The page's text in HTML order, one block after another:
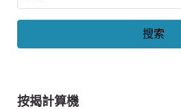
搜索
按揭計算機